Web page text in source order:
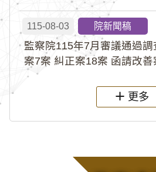
115-08-03 院新聞稿
監察院115年7月審議通過
案7案 糾正案18案 函請改善
更多